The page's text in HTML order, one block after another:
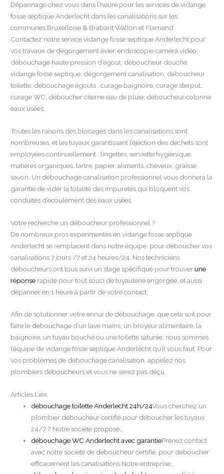
Dépannage chez vous dans l’heure pour les services de vidange
fosse septique Anderlecht dans les canalisations sur les
communes Bruxelloise & Brabant Wallon et Flamand
Contactez notre service vidange fosse septique Anderlecht pour
vos travaux de dégorgement évier, endoscopie caméra vidéo,
débouchage haute pression d’égout, déboucheur douche,
vidange fosse septique, dégorgement canalisation, déboucheur
toilette, débouchage égouts , curage baignoire, curage sterput,
curage WC, déboucher citerne eau de pluie, déboucheur colonne
eaux usées.
Toutes les raisons des blocages dans les canalisations sont
nombreuses, et les tuyaux garantissant l’éjection des déchets sont
employées continuellement : lingettes, serviette hygiénique,
matières organiques, tartre, papier, aliments, cheveux, graisse,
savon. Un débouchage canalisation professionnel vous donnera la
garantie de vider la totalité des impuretés qui bloquent vos
conduites d’écoulement des eaux usées.
Votre recherche un déboucheur professionnel ?
De nombreux pros expérimentés en vidange fosse septique
Anderlecht se remplacent dans notre équipe, pour déboucher vos
canalisations 7 jours /7 et 24 heures/24. Nos techniciens
déboucheurs ont tous suivi un stage spécifique pour trouver une
réponse rapide pour tout souci de tuyauterie engorgée, et aussi
dépanner en 1 heure à partir de votre contact.
Afin de solutionner votre ennui de débouchage, que cela soit pour
faire le débouchage d’un lave mains, un broyeur alimentaire, la
baignoire, un tuyau bouché ou une toilette saturée, nous sommes
l’équipe de vidange fosse septique Anderlecht qu’il vous faut. Pour
vos problèmes de débouchage canalisation, appelez nos
plombiers déboucheurs et vous ne serez pas déçu.
Articles Liés
débouchage toilette Anderlecht 24h/24Vous cherchez un
plombier déboucheur certifié pour déboucher les tuyaux
24/7 ? Notre société propose…
débouchage WC Anderlecht avec garantiePrenez contact
avec notre société de déboucheur certifié, pour déboucher
efficacement les canalisations Notre entreprise…